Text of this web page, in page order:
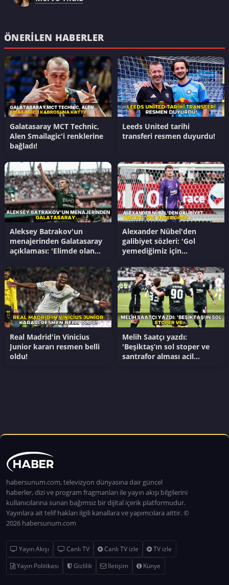
ÖNERILEN HABERLER
Galatasaray MCT Technic,
Alen Smailagic'i renklerine
bağladı!
Leeds United tarihi
transferi resmen duyurdu!
Aleksey Batrakov'un
menajerinden Galatasaray
açıklaması: 'Elimde olan
Alexander Nübel'den
galibiyet sözleri: 'Gol
yemediğimiz için
Real Madrid'in Vinicius
Junior kararı resmen belli
oldu!
Melih Saatçı yazdı:
'Beşiktaş’ın sol stoper ve
santrafor alması acil
habersunum.com, televizyon dünyasına dair güncel
haberler, dizi ve program fragmanları ile yayın akışı bilgilerini
kullanıcılarına sunan bağımsız bir dijital içerik platformudur.
Yayınlara ait telif hakları ilgili kanallara ve yapımcılara aittir. ©
2026 habersunum.com
Yayın Akışı Canlı TV Canlı TV izle
TV izle
Yayın Politikası
Gizlilik İletişim Künye